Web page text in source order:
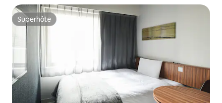
Superhôte
Superhôte